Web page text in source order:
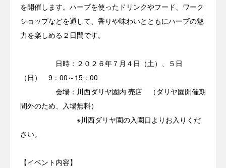
を開催します。ハーブを使ったドリンクやフード、ワーク
ショップなどを通して、香りや味わいとともにハーブの魅
力を楽しめる２日間です。
日時：２０２６年７月４日（土）、５日
（日） 9：00～15：00
会場：川西ダリヤ園内 売店 （ダリヤ園開催期
間外のため、入場無料）
※川西ダリヤ園の入園口よりお入りくだ
さい。
【イベント内容】